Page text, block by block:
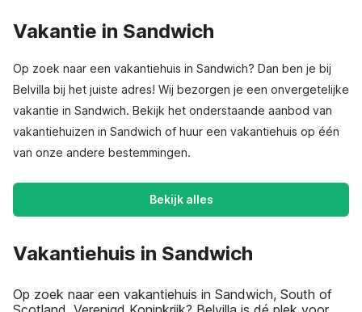
Vakantie in Sandwich
Op zoek naar een vakantiehuis in Sandwich? Dan ben je bij
Belvilla bij het juiste adres! Wij bezorgen je een onvergetelijke
vakantie in Sandwich. Bekijk het onderstaande aanbod van
vakantiehuizen in Sandwich of huur een vakantiehuis op één
van onze andere bestemmingen.
Bekijk alles
Vakantiehuis in Sandwich
Op zoek naar een vakantiehuis in Sandwich, South of